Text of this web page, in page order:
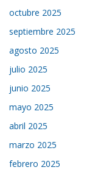
octubre 2025
septiembre 2025
agosto 2025
julio 2025
junio 2025
mayo 2025
abril 2025
marzo 2025
febrero 2025